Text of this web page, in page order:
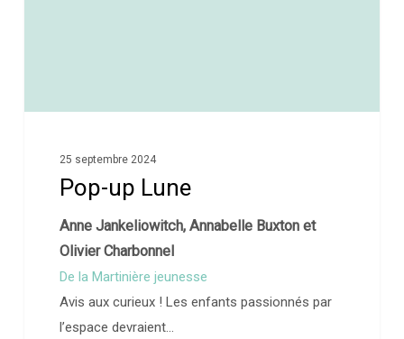
25 septembre 2024
Pop-up Lune
Anne Jankeliowitch, Annabelle Buxton et
Olivier Charbonnel
De la Martinière jeunesse
Avis aux curieux ! Les enfants passionnés par
l’espace devraient…